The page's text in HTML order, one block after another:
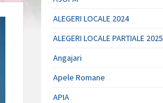
ALEGERI LOCALE 2024
ALEGERI LOCALE PARTIALE 2025
Angajari
Apele Romane
APIA